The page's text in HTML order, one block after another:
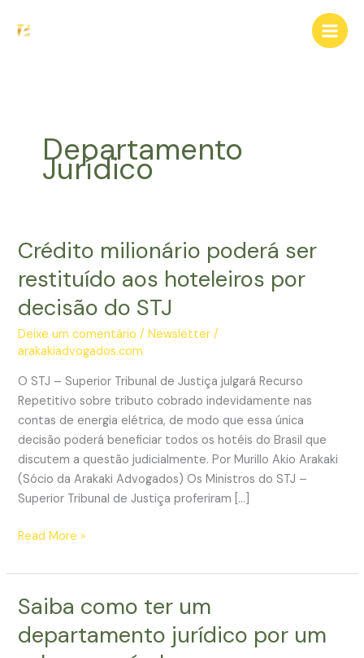
para
Departamento
Jurídico
Crédito milionário poderá ser
restituído aos hoteleiros por
decisão do STJ
Deixe um comentário /Newsletter /
arakakiadvogados.com
O STJ – Superior Tribunal de Justiça julgará Recurso
Repetitivo sobre tributo cobrado indevidamente nas
contas de energia elétrica, de modo que essa única
decisão poderá beneficiar todos os hotéis do Brasil que
discutem a questão judicialmente. Por Murillo Akio Arakaki
(Sócio da Arakaki Advogados) Os Ministros do STJ –
Superior Tribunal de Justiça proferiram […]
Crédito
poderá
restituído
aos
hoteleiros
Read More »
Saiba como ter um
departamento jurídico por um